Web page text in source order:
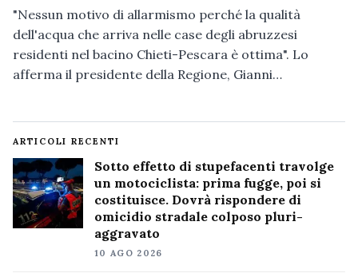
"Nessun motivo di allarmismo perché la qualità
dell'acqua che arriva nelle case degli abruzzesi
residenti nel bacino Chieti-Pescara è ottima". Lo
afferma il presidente della Regione, Gianni…
ARTICOLI RECENTI
Sotto effetto di stupefacenti travolge
un motociclista: prima fugge, poi si
costituisce. Dovrà rispondere di
omicidio stradale colposo pluri-
aggravato
10 AGO 2026